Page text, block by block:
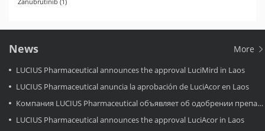
Zanubrutinib (1)
News More
LUCIUS Pharmaceutical announces the approval LuciMird in Laos
LUCIUS Pharmaceutical anuncia la aprobación de LuciAcor en Laos
Компания LUCIUS Pharmaceutical объявляет об одобрении препарата LuciAcor в Лаосе.
LUCIUS Pharmaceutical announces the approval LuciAcor in Laos